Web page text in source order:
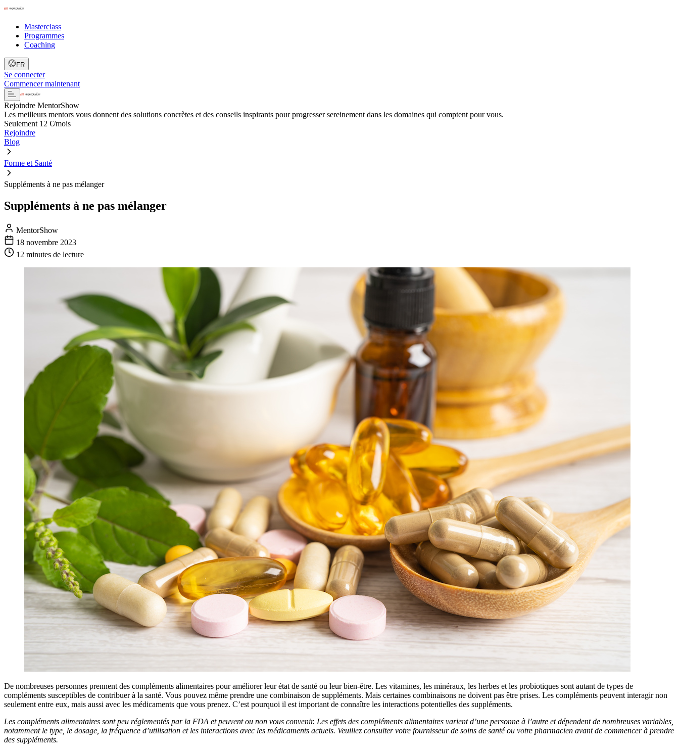
Masterclass
Programmes
Coaching
FR
Se connecter
Commencer maintenant
Rejoindre MentorShow
Les meilleurs mentors vous donnent des solutions concrètes et des conseils inspirants pour progresser sereinement dans les domaines qui comptent pour vous.
Seulement 12 €/mois
Rejoindre
Blog
Forme et Santé
Suppléments à ne pas mélanger
Suppléments à ne pas mélanger
MentorShow
18 novembre 2023
12 minutes de lecture
De nombreuses personnes prennent des compléments alimentaires pour améliorer leur état de santé ou leur bien-être. Les vitamines, les minéraux, les herbes et les probiotiques sont autant de types de
compléments susceptibles de contribuer à la santé. Vous pouvez même prendre une combinaison de suppléments. Mais certaines combinaisons ne doivent pas être prises. Les compléments peuvent interagir non
seulement entre eux, mais aussi avec les médicaments que vous prenez. C’est pourquoi il est important de connaître les interactions potentielles des suppléments.
Les compléments alimentaires sont peu réglementés par la FDA et peuvent ou non vous convenir. Les effets des compléments alimentaires varient d’une personne à l’autre et dépendent de nombreuses variables,
notamment le type, le dosage, la fréquence d’utilisation et les interactions avec les médicaments actuels. Veuillez consulter votre fournisseur de soins de santé ou votre pharmacien avant de commencer à prendre
des suppléments.